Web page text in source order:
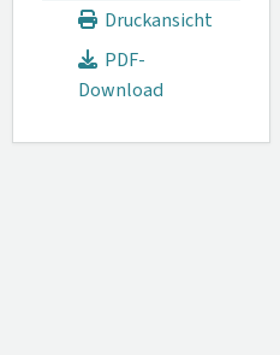
Druckansicht
PDF-
Download